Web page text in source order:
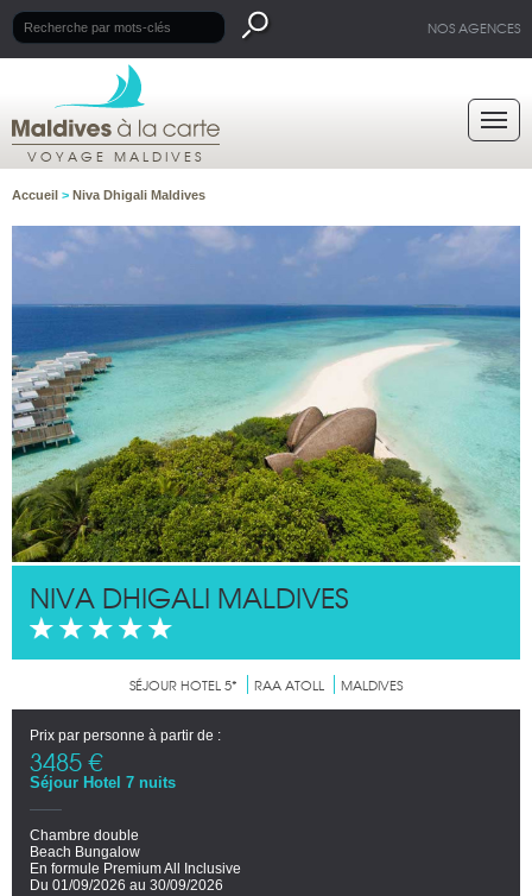
NOS AGENCES
VOYAGE MALDIVES
Accueil > Niva Dhigali Maldives
NIVA DHIGALI MALDIVES
SÉJOUR HOTEL 5* RAA ATOLL MALDIVES
Prix par personne à partir de :
3485 €
Séjour Hotel 7 nuits
Chambre double
Beach Bungalow
En formule Premium All Inclusive
Du 01/09/2026 au 30/09/2026